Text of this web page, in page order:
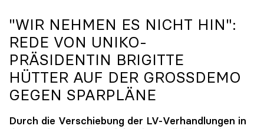
"WIR NEHMEN ES NICHT HIN":
REDE VON UNIKO-
PRÄSIDENTIN BRIGITTE
HÜTTER AUF DER GROSSDEMO G
EGEN SPARPLÄNE
Durch die Verschiebung der LV-Verhandlungen in